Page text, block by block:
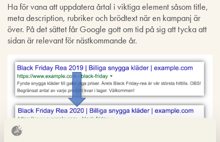
Ha för vana att uppdatera årtal i viktiga element såsom title,
meta description, rubriker och brödtext när en kampanj är
över. På det sättet får Google gott om tid på sig att tycka att
sidan är relevant för nästkommande år.